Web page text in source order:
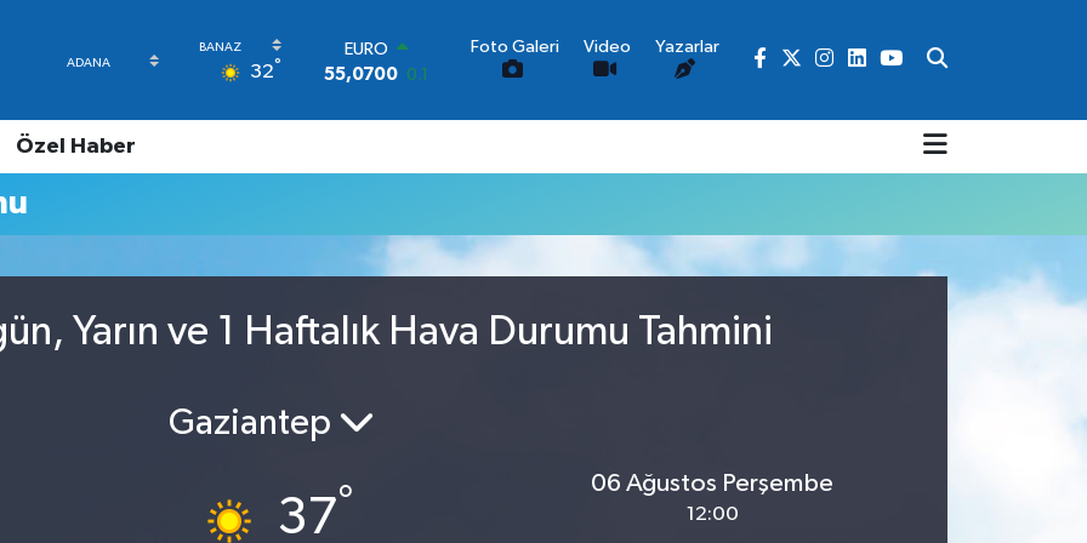
32°
STERLİN
64,2438
0.21
64.602,05 0.69
Foto Galeri Video Yazarlar
Özel Haber
Yarın ve 1 Haftalık Hava Durumu Tahmini
Gaziantep
37°
06 Ağustos Perşembe
12:00